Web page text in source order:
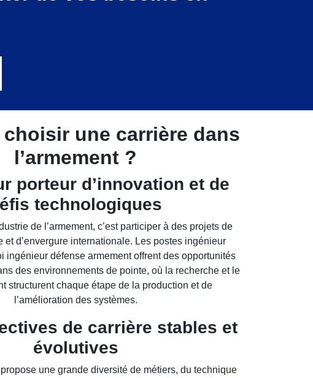
une carrière dans
l’armement ?
porteur d’innovation et de
technologiques
de l’armement, c’est participer à des projets de
et d’envergure internationale. Les postes ingénieur
ingénieur défense armement offrent des opportunités
des environnements de pointe, où la recherche et le
structurent chaque étape de la production et de
l’amélioration des systèmes.
de carrière stables et
évolutives
une grande diversité de métiers, du technique